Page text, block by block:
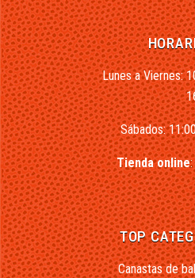
Lunes a Viernes:
Sábados:
Tienda online:
TOP
Canastas de